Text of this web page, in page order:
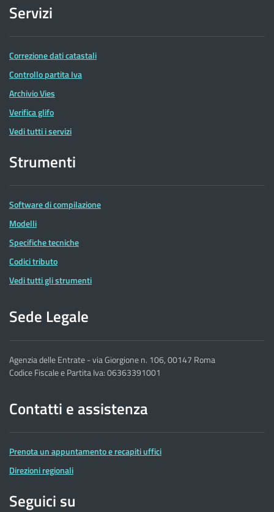
Servizi
Correzione dati catastali
Controllo partita Iva
Archivio Vies
Verifica glifo
Vedi tutti i servizi
Strumenti
Software di compilazione
Modelli
Specifiche tecniche
Codici tributo
Vedi tutti gli strumenti
Sede Legale
Agenzia delle Entrate - via Giorgione n. 106, 00147 Roma
Codice Fiscale e Partita Iva: 06363391001
Contatti e assistenza
Prenota un appuntamento e recapiti uffici
Direzioni regionali
Seguici su